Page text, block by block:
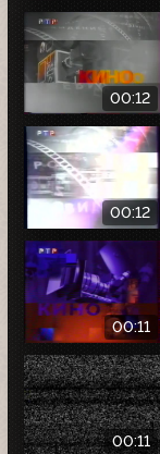
00:12
00:12
00:11
00:11